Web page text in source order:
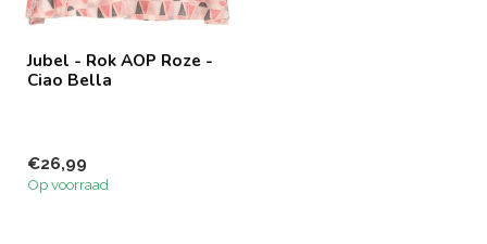
Jubel - Rok AOP Roze -
Ciao Bella
€26,99
Op voorraad